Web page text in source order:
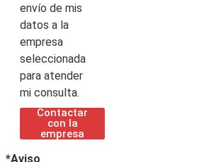
envío de mis
datos a la
empresa
seleccionada
para atender
mi consulta.
Contactar
con la
empresa
*Aviso